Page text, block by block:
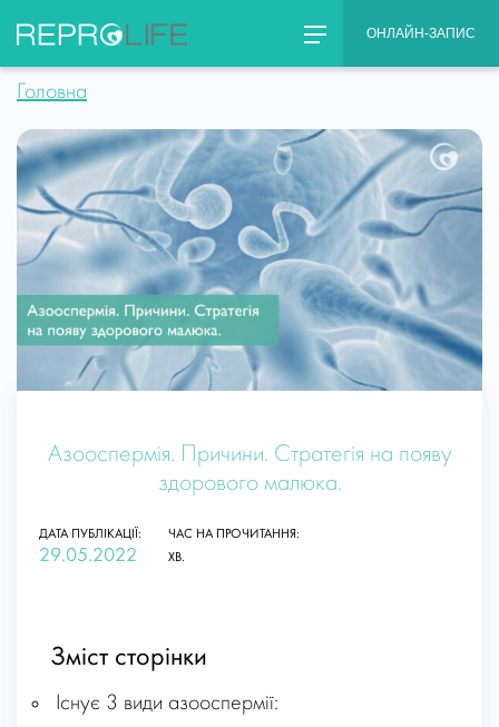
content
ОНЛАЙН-ЗАПИС
Головна
Азооспермія. Причини. Стратегія на появу
здорового малюка.
ДАТА ПУБЛІКАЦІЇ:
29.05.2022
ЧАС НА ПРОЧИТАННЯ:
ХВ.
Зміст сторінки
Існує 3 види азооспермії: